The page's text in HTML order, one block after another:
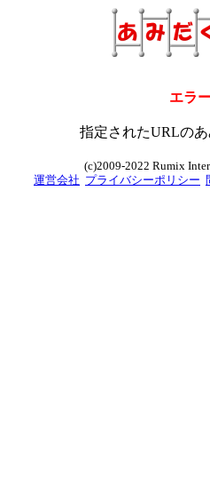
エラ
指定されたURLの
(c)2009-2022 Rumix
運営会社 プライバシーポリシー